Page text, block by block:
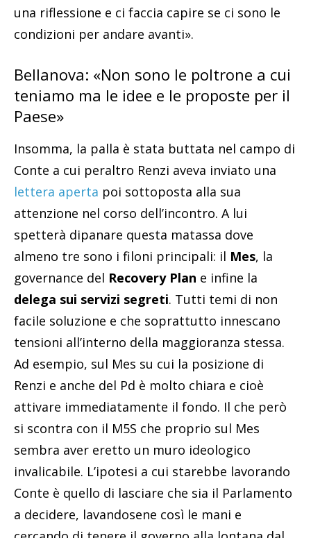
una riflessione e ci faccia capire se ci sono le
condizioni per andare avanti».
Bellanova: «Non sono le poltrone a cui
teniamo ma le idee e le proposte per il
Paese»
Insomma, la palla è stata buttata nel campo di
Conte a cui peraltro Renzi aveva inviato una
lettera aperta poi sottoposta alla sua
attenzione nel corso dell’incontro. A lui
spetterà dipanare questa matassa dove
almeno tre sono i filoni principali: il Mes, la
governance del Recovery Plan e infine la
delega sui servizi segreti. Tutti temi di non
facile soluzione e che soprattutto innescano
tensioni all’interno della maggioranza stessa.
Ad esempio, sul Mes su cui la posizione di
Renzi e anche del Pd è molto chiara e cioè
attivare immediatamente il fondo. Il che però
si scontra con il M5S che proprio sul Mes
sembra aver eretto un muro ideologico
invalicabile. L’ipotesi a cui starebbe lavorando
Conte è quello di lasciare che sia il Parlamento
a decidere, lavandosene così le mani e